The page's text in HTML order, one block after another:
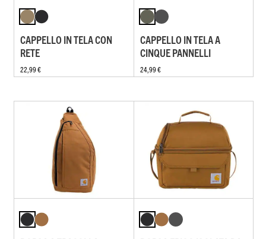
CAPPELLO IN TELA CON
RETE
22,99 €
CAPPELLO IN TELA A
CINQUE PANNELLI
24,99 €